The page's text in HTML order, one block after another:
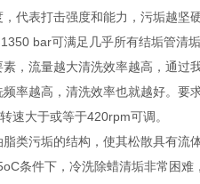
代表打击强度和能力，污垢越
bar可满足几乎所有结垢管清
，流量越大清洗效率越高，通
率越高，清洗效率也就越好。
速大于或等于420rpm可调。
类污垢的结构，使其松散具有
条件下，冷洗除蜡清垢非常困